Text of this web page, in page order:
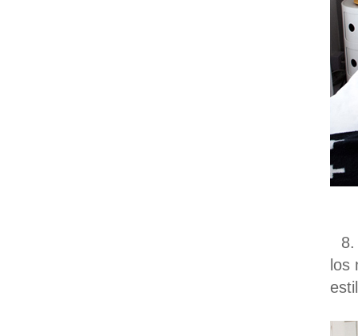
los